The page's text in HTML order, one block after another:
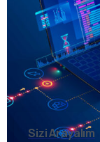
Sizi Arayalım